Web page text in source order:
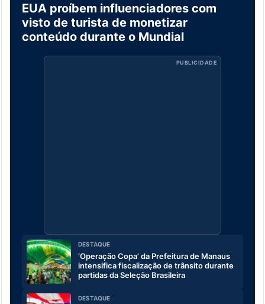
EUA proíbem influenciadores com
visto de turista de monetizar
conteúdo durante o Mundial
PUBLICIDADE
DESTAQUE
‘Operação Copa’ da Prefeitura de Manaus
intensifica fiscalização de trânsito durante
partidas da Seleção Brasileira
DESTAQUE